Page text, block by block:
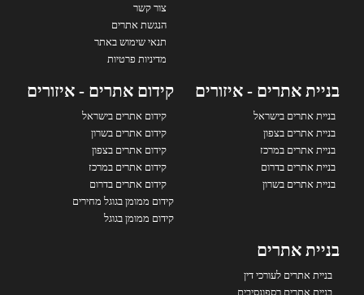
צור קשר
הנגשת אתרים
תנאי שימוש באתר
מדיניות פרטיות
בניית אתרים - איזורים
בניית אתרים בישראל
בניית אתרים בצפון
בניית אתרים במרכז
בניית אתרים בדרום
בניית אתרים בשרון
קידום אתרים - איזורים
קידום אתרים בישראל
קידום אתרים בשרון
קידום אתרים בצפון
קידום אתרים במרכז
קידום אתרים בדרום
קידום ממומן בגוגל מחירים
קידום ממומן בגוגל
בניית אתרים
בניית אתרים לעורכי דין
בניית אתרים רספונסיבים